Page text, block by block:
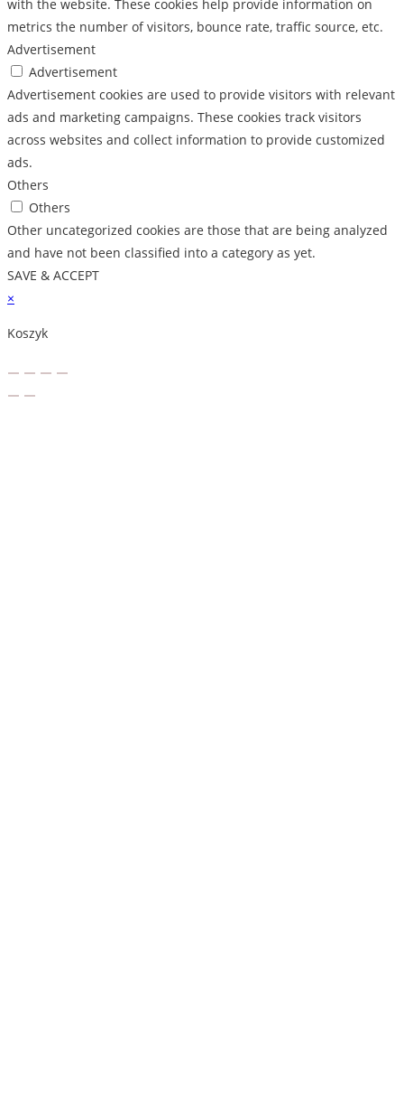
with the website. These cookies help provide information on
metrics the number of visitors, bounce rate, traffic source, etc.
Advertisement
Advertisement
Advertisement cookies are used to provide visitors with relevant
ads and marketing campaigns. These cookies track visitors
across websites and collect information to provide customized
ads.
Others
Others
Other uncategorized cookies are those that are being analyzed
and have not been classified into a category as yet.
SAVE & ACCEPT
×
Koszyk